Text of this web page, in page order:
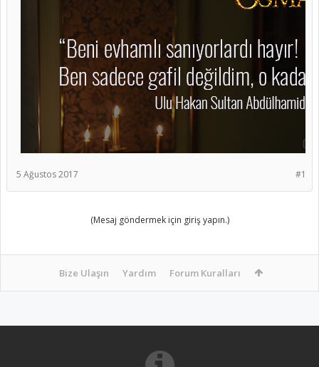
#1
5 Ağustos 2017
(Mesaj göndermek için giriş yapın.)
Bize Ulaşın Yardım Forum Kuralları